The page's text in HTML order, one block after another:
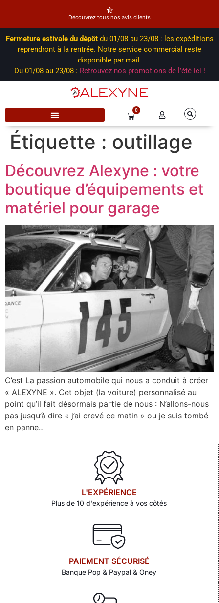
Découvrez tous nos avis clients
Fermeture estivale du dépôtdu 01/08 au 23/08 : les expéditions
reprendront à la rentrée. Notre service commercial reste
disponible par mail.
Du 01/08 au 23/08 : Retrouvez nos promotions de l’été ici !
0
Étiquette : outillage
Découvrez Alexyne : votre
boutique d’équipements et
matériel pour garage
C’est La passion automobile qui nous a conduit à créer
« ALEXYNE ». Cet objet (la voiture) personnalisé au
point qu’il fait désormais partie de nous : N’allons-nous
pas jusqu’à dire « j’ai crevé ce matin » ou je suis tombé
en panne…
L'EXPÉRIENCE
Plus de 10 d'expérience à vos côtés
PAIEMENT SÉCURISÉ
Banque Pop & Paypal & Oney